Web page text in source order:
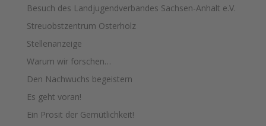
Besuch des Landjugendverbandes Sachsen-Anhalt e.V.
Streuobstzentrum Osterholz
Stellenanzeige
Warum wir forschen…
Den Nachwuchs begeistern
Es geht voran!
Ein Prosit der Gemütlichkeit!